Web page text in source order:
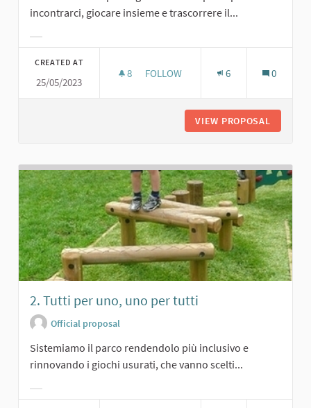
incontrarci, giocare insieme e trascorrere il...
CREATED AT
25/05/2023
8 8 FOLLOWERS
FOLLOW 6 0
VIEW PROPOSAL
2. Tutti per uno, uno per tutti
Official proposal
Sistemiamo il parco rendendolo più inclusivo e
rinnovando i giochi usurati, che vanno scelti...